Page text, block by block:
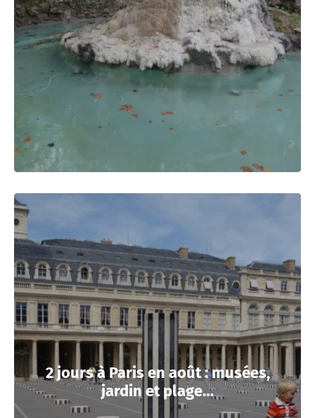
2 jours à Paris en août : musées,
jardin et plage…